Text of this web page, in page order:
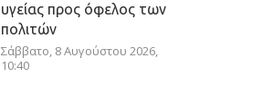
υγείας προς όφελος των
πολιτών
Σάββατο, 8 Αυγούστου 2026,
10:40